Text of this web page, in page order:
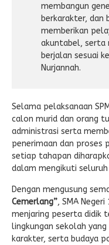
membangun
berkarakter, dan
memberikan
akuntabel, serta
berjalan sesuai
Nurjannah.
Selama pelaksanaan
calon murid dan orang
administrasi serta
penerimaan dan proses
setiap tahapan
dalam mengikuti
Dengan mengusung
Cemerlang”, SMA
menjaring peserta didik
lingkungan sekolah
karakter, serta budaya